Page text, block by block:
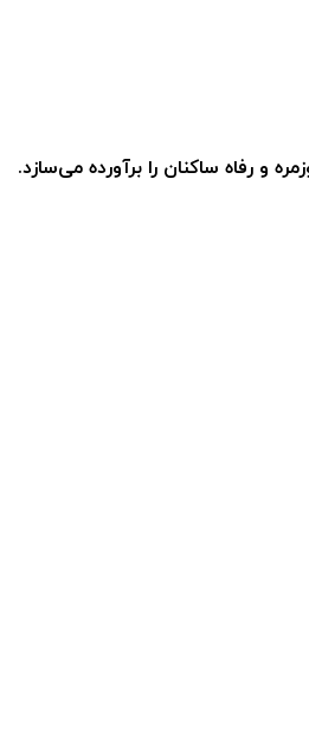
و رفاه ساکنان را برآورده می‌سازد.